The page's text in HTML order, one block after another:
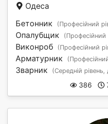
Одеса
Бетонник
(Професійний
Опалубщик (Професійний
Виконроб (Професійний
Арматурник
Зварник (Середній рівень,
386